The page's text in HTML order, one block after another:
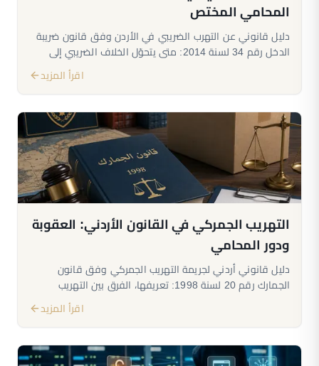
المحامي المختص
دليل قانوني عن التهرب الضريبي في الأردن وفق قانون ضريبة
الدخل رقم 34 لسنة 2014: متى يتحوّل الخلاف الضريبي إلى
جريمة، الأفعال المجرّمة في المادة 66، أركان الجريمة
والعقوبات، ومسار التسوية ووقف الملاحقة، ودور المحامي
اقرأ المزيد
التهريب الجمركي في القانون الأردني: العقوبة
ودور المحامي
دليل قانوني أردني لجريمة التهريب الجمركي وفق قانون
الجمارك رقم 20 لسنة 1998: تعريفها، الفرق بين التهريب
الفعلي والحكمي، أركانها وعقوباتها، ودور المحامي في الدفاع
اقرأ المزيد